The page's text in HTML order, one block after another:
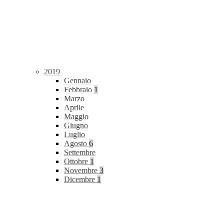
2019
Gennaio
Febbraio 1
Marzo
Aprile
Maggio
Giugno
Luglio
Agosto 6
Settembre
Ottobre 1
Novembre 3
Dicembre 1